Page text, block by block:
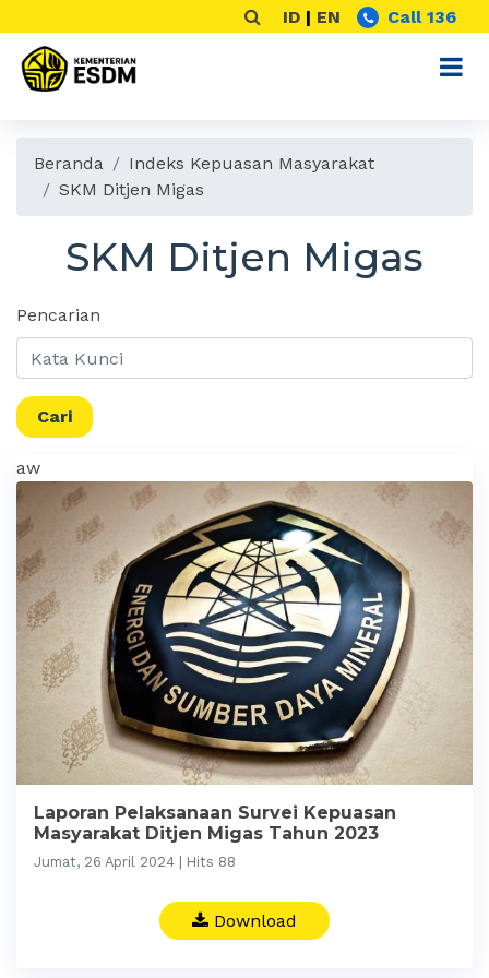
ID | EN Call 136
Beranda
Indeks Kepuasan Masyarakat
SKM Ditjen Migas
SKM Ditjen Migas
Pencarian
Cari
aw
Laporan Pelaksanaan Survei Kepuasan
Masyarakat Ditjen Migas Tahun 2023
Jumat, 26 April 2024 | Hits 88
Download